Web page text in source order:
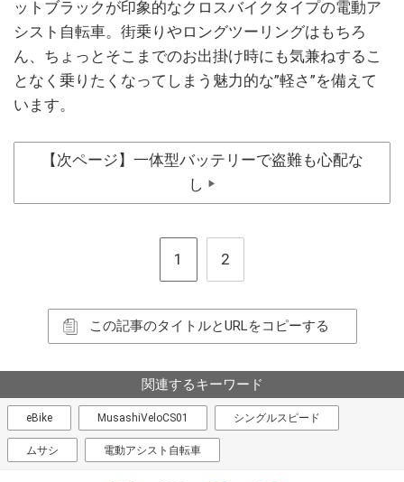
ットブラックが印象的なクロスバイクタイプの電動ア
シスト自転車。街乗りやロングツーリングはもちろ
ん、ちょっとそこまでのお出掛け時にも気兼ねするこ
となく乗りたくなってしまう魅力的な”軽さ”を備えて
います。
【次ページ】一体型バッテリーで盗難も心配な
し
▶
1 2
この記事のタイトルとURLをコピーする
関連するキーワード
eBike MusashiVeloCS01 シングルスピード
ムサシ 電動アシスト自転車